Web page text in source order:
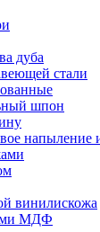
дуба
стали
шпон
винилискожа
МДФ